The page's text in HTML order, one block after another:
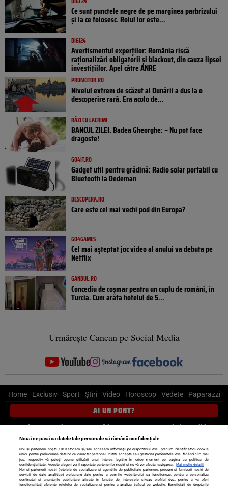
Ce sunt punctele negre de pe marginea parbrizului
și la ce folosesc. Rolul lor este...
DIGI24
Avertismentul experților: România riscă
raționalizări obligatorii și blackout, din cauza lipsei
investițiilor. Apel către ANRE
PROMOTOR.RO
Nivelul extrem de scăzut al Dunării a dus la o
descoperire rară. Era acolo de...
RÂZI CU LACRIMI
BANCUL ZILEI. Badea Gheorghe: – Nu pot face
dragoste!
GO4IT.RO
Gadget util pentru grădină: Radio solar portabil cu
Bluetooth la Dedeman
DESCOPERA.RO
Care este cel mai vechi pod din Europa?
GO4GAMES
Cel mai așteptat joc video al anului va debuta pe
Netflix
GANDUL.RO
Concediu de coșmar pentru un cuplu de români, în
Turcia. Cum arăta hotelul de 5...
Urmărește Cancan pe Social Media
Home Exclusiv Sport Știri Video Horoscop Vedete Paparazzi
AI UN PONT?
Scrie-ne pe Whatsapp, sună la 0741226226 sau trimite mail la
pont@cancan.ro
Știri interne Știri externe
Politică
Ultimele stiri
Diete Insula Iubirii Dictionar de vise
LIFE STYLE
Nouă ne pasă ca datele tale personale să rămână confidențiale
Noi și partenerii noștri 1019stocăm și/sau accesăm informații pe dispozitivul dvs., precum identificatorii cookie
unici pentru prelucrarea datelor cu caracter personal. Puteți accepta sau gestiona preferințele dvs. făcând clic mai
jos, respectiv vă puteți opune utilizării unui interes legitim în orice moment pe pagina cu politica de
confidențialitate. Aceste alegeri vor fi raportate partenerilor noștri și nu vă vor afecta navigarea.
Mai multe detalii
Noi si partenerii nostri (retelele de socializare si agentiile de publicitate partenere, precum si furnizorii nostri de
servicii de date analitice) prelucram date pentru a permite website-ului sa functioneze, pentru a personaliza
continutul si anunturile publicitare afisate in functie de interesele si/sau profilul dvs., pentru a va oferi
functionalitati aferente retelelor de socializare si pentru a analiza traficul pe website. Beneficiati de drepturile